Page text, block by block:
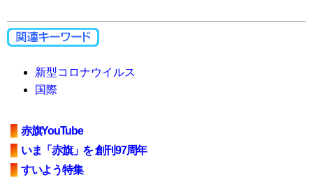
新型コロナウイルス
国際
赤旗YouTube
いま「赤旗」を 創刊97周年
すいよう特集